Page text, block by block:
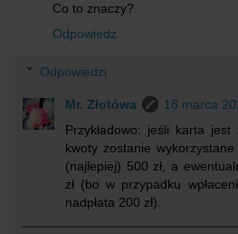
Co to znaczy?
Odpowiedz
Odpowiedzi
Mr. Złotówa
18 marca
Przykładowo: jeśli karta
kwoty zostanie
(najlepiej) 500 zł, a
zł (bo w przypadku
nadpłata 200 zł).